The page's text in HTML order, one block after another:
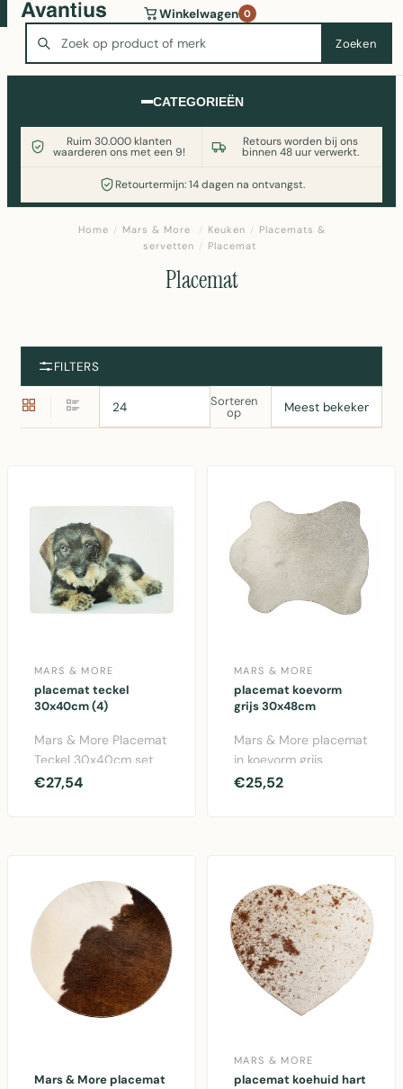
Zoeken
Winkelwagen 0
CATEGORIEËN
Ruim 30.000 klanten
waarderen ons met een 9!
Retours worden bij ons
binnen 48 uur verwerkt.
Retourtermijn: 14 dagen na ontvangst.
Wasmachine of koelkast nodig? Vergelijk alle prijzen op
Witgoedaanbod.nl
Home / Mars & More / Keuken / Placemats &
servetten / Placemat
Placemat
FILTERS
Sorteren
op
MARS & MORE
placemat teckel
30x40cm (4)
Mars & More Placemat
Teckel 30x40cm set
van 4 stuks. Witte kurk
€27,54
MARS & MORE
placemat koevorm
grijs 30x48cm
Mars & More placemat
in koevorm grijs
30x48cm. Origineel
€25,52
Mars & More placemat
MARS & MORE
placemat koehuid hart